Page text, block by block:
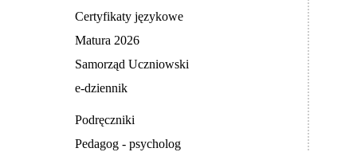
Certyfikaty językowe
Matura 2026
Samorząd Uczniowski
e-dziennik
Podręczniki
Pedagog - psycholog